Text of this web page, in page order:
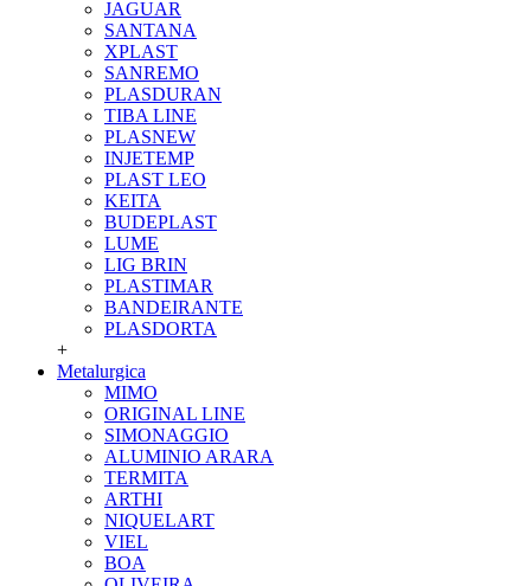
JAGUAR
SANTANA
XPLAST
SANREMO
PLASDURAN
TIBA LINE
PLASNEW
INJETEMP
PLAST LEO
KEITA
BUDEPLAST
LUME
LIG BRIN
PLASTIMAR
BANDEIRANTE
PLASDORTA
+
Metalurgica
MIMO
ORIGINAL LINE
SIMONAGGIO
ALUMINIO ARARA
TERMITA
ARTHI
NIQUELART
VIEL
BOA